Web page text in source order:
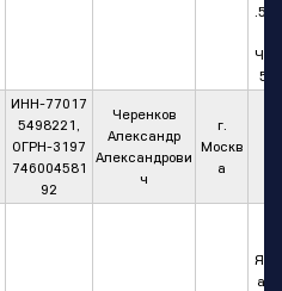
.5/
ИНН-77017
5498221,
ОГРН-3197
746004581
92
Черенков
Александр
Александрови
ч
г.
Москв
а